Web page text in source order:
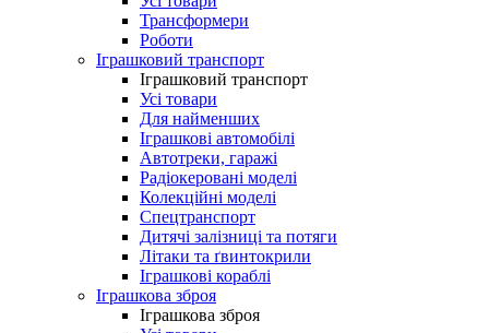
Трансформери
Роботи
Іграшковий транспорт
Іграшковий транспорт
Усі товари
Для найменших
Іграшкові автомобілі
Автотреки, гаражі
Радіокеровані моделі
Колекційні моделі
Спецтранспорт
Дитячі залізниці та потяги
Літаки та ґвинтокрили
Іграшкові кораблі
Іграшкова зброя
Іграшкова зброя